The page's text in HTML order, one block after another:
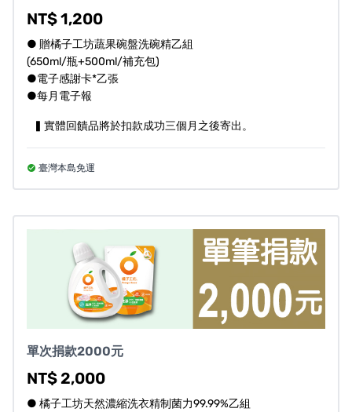
NT$ 1,200
● 贈橘子工坊蔬果碗盤洗碗精乙組
(650ml/瓶+500ml/補充包)
●電子感謝卡*乙張
●每月電子報
▍實體回饋品將於扣款成功三個月之後寄出。
臺灣本島免運
單次捐款2000元
NT$ 2,000
● 橘子工坊天然濃縮洗衣精制菌力99.99%乙組